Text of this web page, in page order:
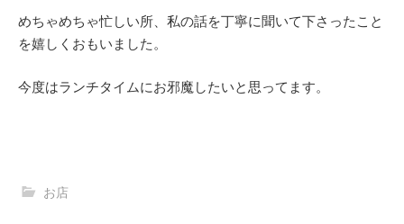
めちゃめちゃ忙しい所、私の話を丁寧に聞いて下さったこと
を嬉しくおもいました。
今度はランチタイムにお邪魔したいと思ってます。
お店